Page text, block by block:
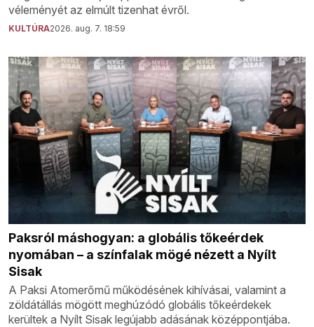
véleményét az elmúlt tizenhat évről.
KULTÚRA2026. aug. 7. 18:59
Paksról máshogyan: a globális tőkeérdek
nyomában – a színfalak mögé nézett a Nyílt
Sisak
A Paksi Atomerőmű működésének kihívásai, valamint a
zöldátállás mögött meghúzódó globális tőkeérdekek
kerültek a Nyílt Sisak legújabb adásának középpontjába.